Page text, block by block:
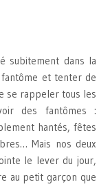
subitement dans la
et tenter de
se rappeler tous les
des fantômes :
hantés, fêtes
Mais nos deux
le lever du jour,
au petit garçon que